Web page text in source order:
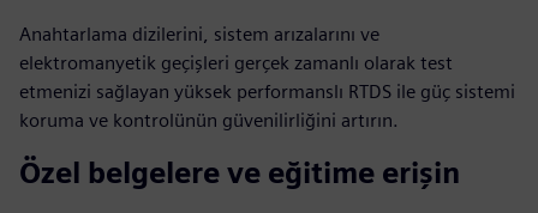
Anahtarlama dizilerini, sistem arızalarını ve
elektromanyetik geçişleri gerçek zamanlı olarak test
etmenizi sağlayan yüksek performanslı RTDS ile güç sistemi
koruma ve kontrolünün güvenilirliğini artırın.
Özel belgelere ve eğitime erişin